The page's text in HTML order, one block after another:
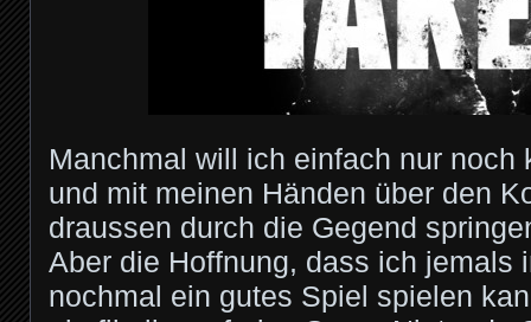
Manchmal will ich einfach nur noch
und mit meinen Händen über den
draussen durch die Gegend
Aber die Hoffnung, dass ich jemals
nochmal ein gutes Spiel spielen